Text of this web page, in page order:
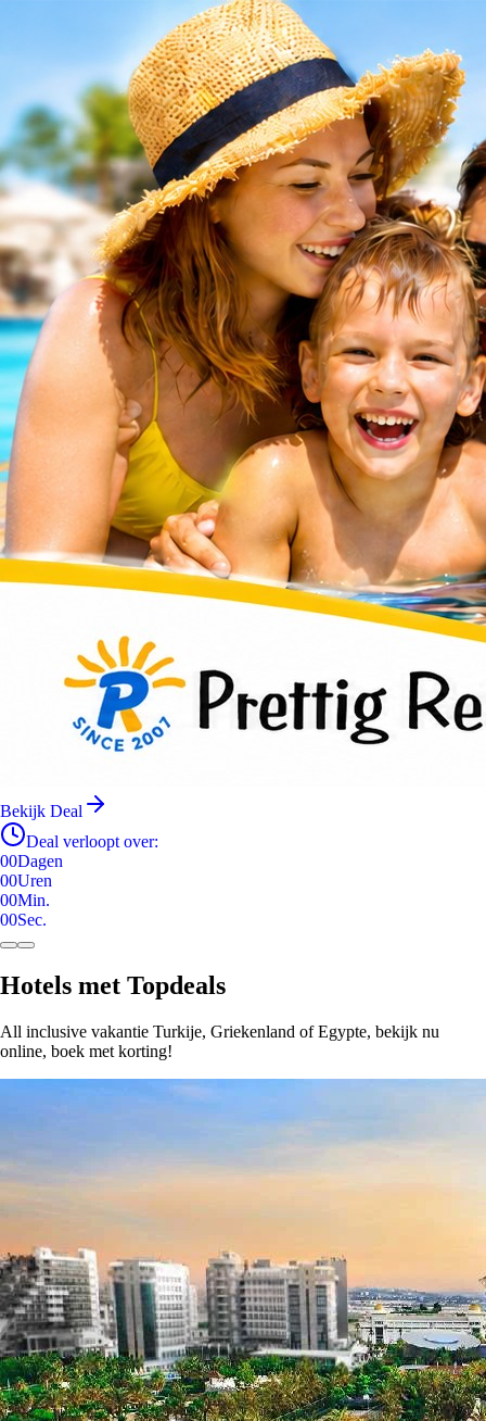
Bekijk Deal
Deal verloopt over:
00Dagen
00Uren
00Min.
00Sec.
Hotels met Topdeals
All inclusive vakantie Turkije, Griekenland of Egypte, bekijk nu
online, boek met korting!